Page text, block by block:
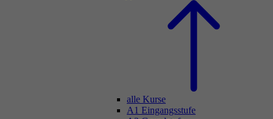
alle Kurse
A1 Eingangsstufe